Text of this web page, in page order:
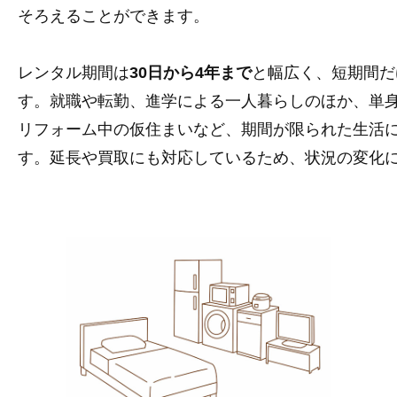
そろえることができます。
レンタル期間は30日から4年までと幅広く、短期間
す。就職や転勤、進学による一人暮らしのほか、単
リフォーム中の仮住まいなど、期間が限られた生活
す。延長や買取にも対応しているため、状況の変化